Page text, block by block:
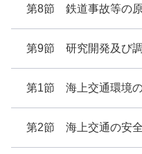
第8節 鉄道事故等の
第9節 研究開発及び
第1節 海上交通環境
第2節 海上交通の安